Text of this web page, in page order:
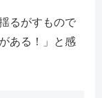
るがすもので
ある！」と感